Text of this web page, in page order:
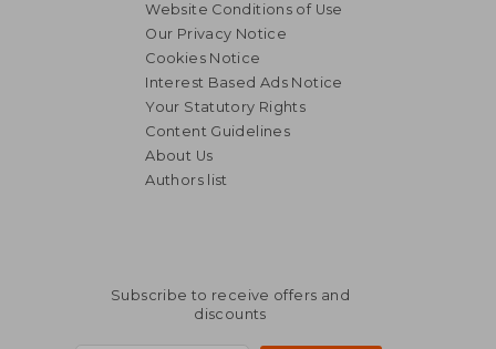
Website Conditions of Use
Our Privacy Notice
Cookies Notice
Interest Based Ads Notice
Your Statutory Rights
Content Guidelines
About Us
Authors list
Subscribe to receive offers and
discounts